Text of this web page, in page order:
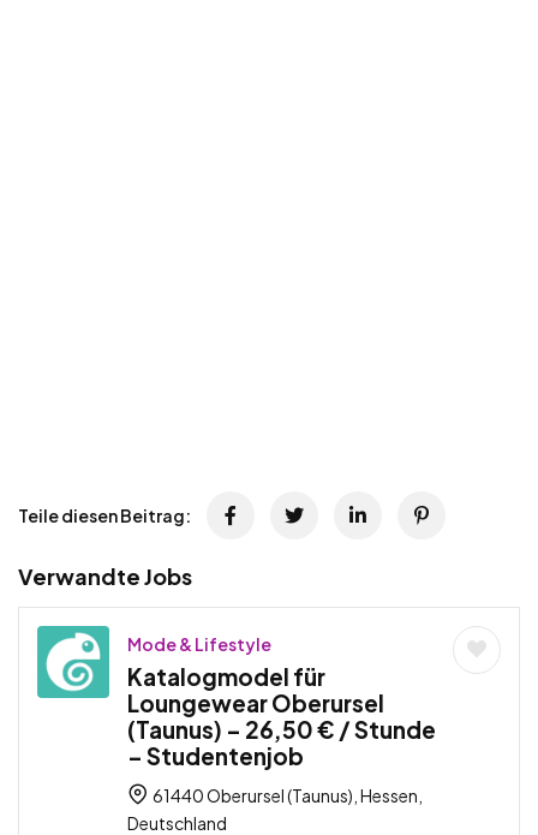
Teile diesen Beitrag:
Verwandte Jobs
Mode & Lifestyle
Katalogmodel für
Loungewear Oberursel
(Taunus) – 26,50 € / Stunde
– Studentenjob
61440 Oberursel (Taunus), Hessen,
Deutschland